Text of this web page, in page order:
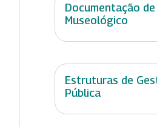
Documentação
Museológico
Estruturas de
Pública